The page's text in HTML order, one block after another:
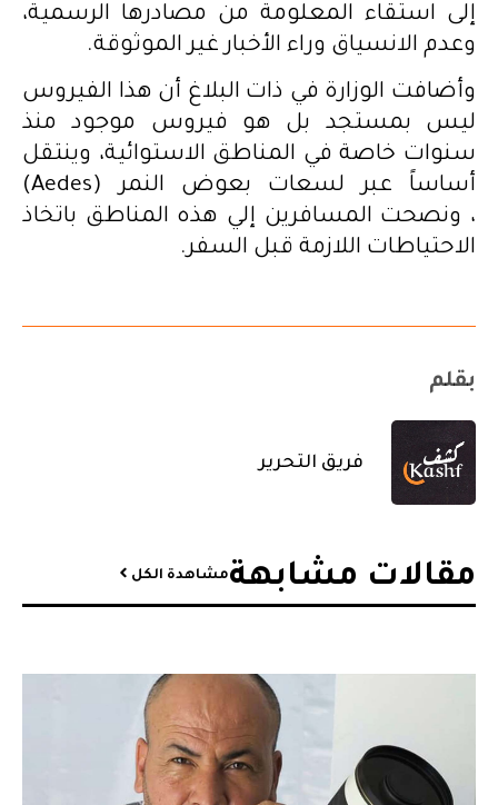
إلى استقاء المعلومة من مصادرها الرسمية،
وعدم الانسياق وراء الأخبار غير الموثوقة.
وأضافت الوزارة في ذات البلاغ أن هذا الفيروس
ليس بمستجد بل هو فيروس موجود منذ
سنوات خاصة في المناطق الاستوائية، وينتقل
أساساً عبر لسعات بعوض النمر (Aedes)
، ونصحت المسافرين إلي هذه المناطق باتخاذ
الاحتياطات اللازمة قبل السفر.
بقلم
فريق التحرير
مقالات مشابهة​مشاهدة الكل